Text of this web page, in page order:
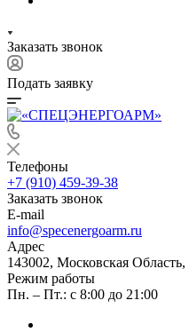
Заказать звонок
Подать заявку
Телефоны
+7 (910) 459-39-38
Заказать звонок
E-mail
info@specenergoarm.ru
Адрес
143002, Московская
Режим работы
Пн. – Пт.: с 8:00 до 21:00